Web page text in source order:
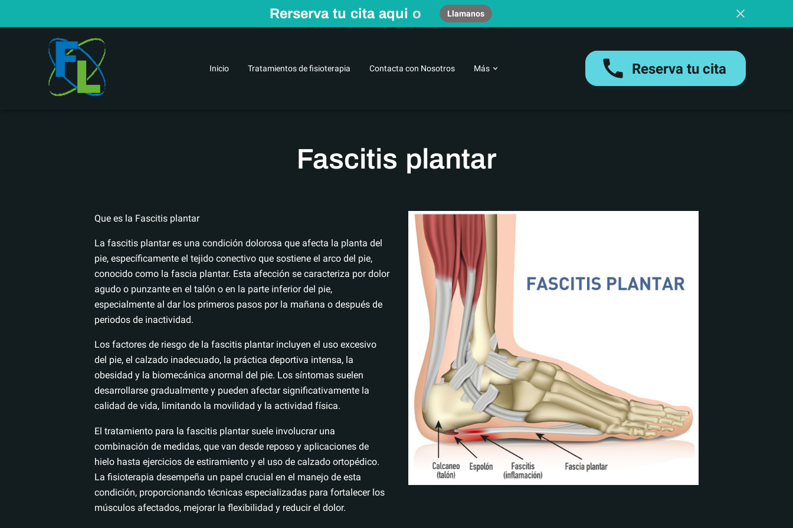
Rerserva tu cita aqui o Llamanos
Inicio Tratamientos de fisioterapia
Contacta con Nosotros
Más Reserva tu cita
Fascitis plantar
Que es la Fascitis plantar
La fascitis plantar es una condición dolorosa que afecta la planta del
pie, específicamente el tejido conectivo que sostiene el arco del pie,
conocido como la fascia plantar. Esta afección se caracteriza por dolor
agudo o punzante en el talón o en la parte inferior del pie,
especialmente al dar los primeros pasos por la mañana o después de
periodos de inactividad.
Los factores de riesgo de la fascitis plantar incluyen el uso excesivo
del pie, el calzado inadecuado, la práctica deportiva intensa, la
obesidad y la biomecánica anormal del pie. Los síntomas suelen
desarrollarse gradualmente y pueden afectar significativamente la
calidad de vida, limitando la movilidad y la actividad física.
El tratamiento para la fascitis plantar suele involucrar una
combinación de medidas, que van desde reposo y aplicaciones de
hielo hasta ejercicios de estiramiento y el uso de calzado ortopédico.
La fisioterapia desempeña un papel crucial en el manejo de esta
condición, proporcionando técnicas especializadas para fortalecer los
músculos afectados, mejorar la flexibilidad y reducir el dolor.